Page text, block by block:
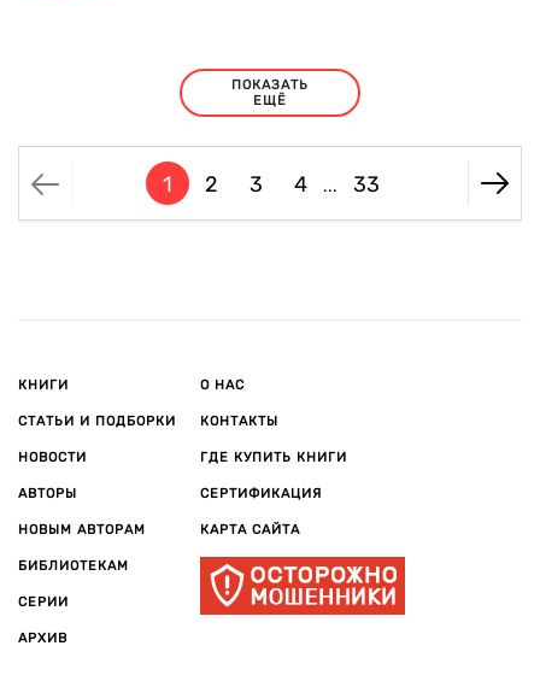
ПОКАЗАТЬ
ЕЩЁ
1 2 3 4 ... 33
КНИГИ
СТАТЬИ И ПОДБОРКИ
НОВОСТИ
АВТОРЫ
НОВЫМ АВТОРАМ
БИБЛИОТЕКАМ
СЕРИИ
АРХИВ
О НАС
КОНТАКТЫ
ГДЕ КУПИТЬ КНИГИ
СЕРТИФИКАЦИЯ
КАРТА САЙТА